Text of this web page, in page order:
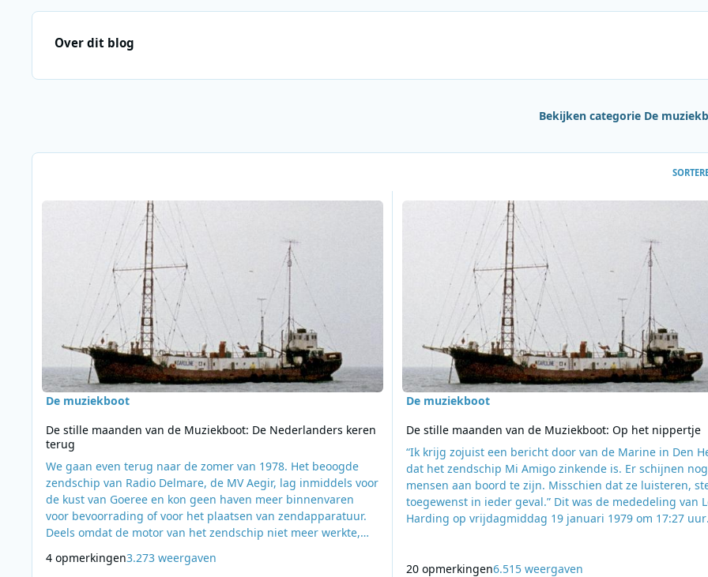
Over dit blog
Bekijken categorie De
Berichten in deze blog
Lees meer over De stille maanden van de Muziekboot: De Nederlanders keren terug
De muziekboot
De stille maanden van de Muziekboot: De Nederlanders keren
terug
We gaan even terug naar de zomer van 1978. Het beoogde
zendschip van Radio Delmare, de MV Aegir, lag inmiddels voor
de kust van Goeree en kon geen haven meer binnenvaren
voor bevoorrading of voor het plaatsen van zendapparatuur.
Deels omdat de motor van het zendschip niet meer werkte,
worden genomen door de Nederlandse autoriteiten. Het schip
4 opmerkingen3.273 weergaven
Lees meer over De stille maanden van de Muziekboot: Op
De muziekboot
De stille maanden van de Muziekboot: Op het nippertje
“Ik krijg zojuist een bericht door van de Marine in Den
dat het zendschip Mi Amigo zinkende is. Er schijnen
mensen aan boord te zijn. Misschien dat ze luisteren,
toegewenst in ieder geval.” Dit was de mededeling van
Harding op vrijdagmiddag 19 januari 1979 om 17:27 uur
telefoontje vanuit Nederland gepleegd met Stuart
20 opmerkingen6.515 weergaven